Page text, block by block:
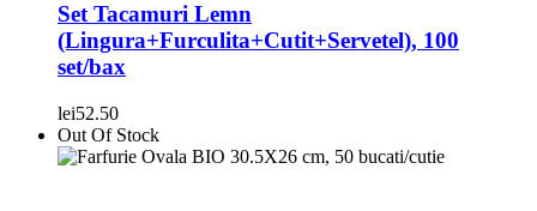
Set Tacamuri Lemn
(Lingura+Furculita+Cutit+Servetel), 100
set/bax
lei52.50
Out Of Stock